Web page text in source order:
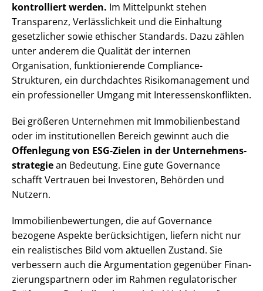
kontrolliert werden. Im Mittelpunkt stehen
Transparenz, Verlässlichkeit und die Einhaltung
gesetzlicher sowie ethischer Standards. Dazu zählen
unter anderem die Qualität der internen
Organisation, funktionierende Compliance-
Strukturen, ein durchdachtes Ri­si­ko­ma­nage­ment und
ein professioneller Umgang mit In­ter­es­sens­kon­flik­ten.
Bei größeren Unternehmen mit Im­mo­bi­li­en­be­stand
oder im in­sti­tu­tio­nel­len Bereich gewinnt auch die
Offenlegung von ESG-Zielen in der Un­ter­neh­mens­
stra­te­giean Bedeutung. Eine gute Governance
schafft Vertrauen bei Investoren, Behörden und
Nutzern.
Im­mo­bi­li­en­be­wer­tun­gen, die auf Governance
bezogene Aspekte berücksichtigen, liefern nicht nur
ein realistisches Bild vom aktuellen Zustand. Sie
verbessern auch die Argumentation gegenüber Fi­nan­
zie­rungs­part­nern oder im Rahmen regulatorischer